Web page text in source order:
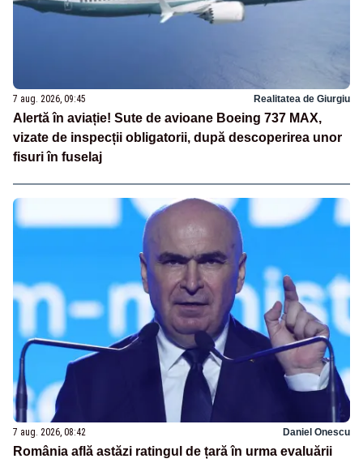
7 aug. 2026, 09:45 Realitatea de Giurgiu
Alertă în aviație! Sute de avioane Boeing 737 MAX,
vizate de inspecții obligatorii, după descoperirea unor
fisuri în fuselaj
7 aug. 2026, 08:42 Daniel Onescu
România află astăzi ratingul de țară în urma evaluării